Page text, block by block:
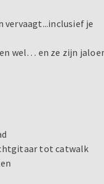
vervaagt...inclusief je
wel… en ze zijn
tot catwalk